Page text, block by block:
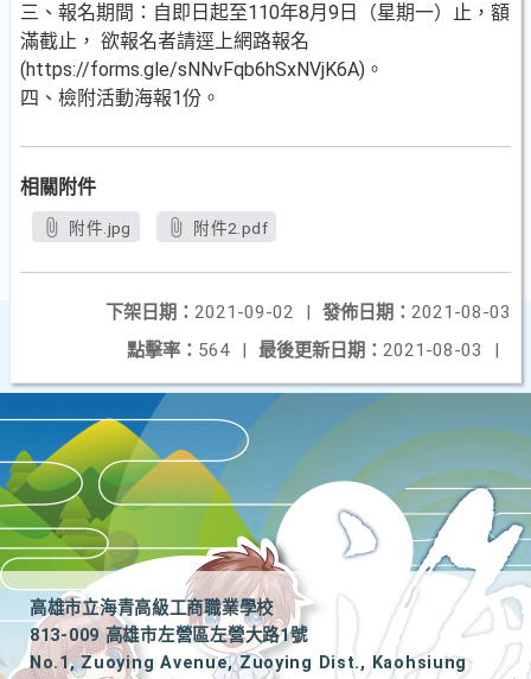
三、報名期間：自即日起至110年8月9日（星期一）止，額
滿截止， 欲報名者請逕上網路報名
(https://forms.gle/sNNvFqb6hSxNVjK6A)。
四、檢附活動海報1份。
相關附件
附件.jpg 附件2.pdf
發佈日期： 2021-08-03
下架日期： 2021-09-02
|
最後更新日期： 2021-08-03 |
點擊率： 564 |
高雄市立海青高級工商職業學校
813-009 高雄市左營區左營大路1號
No.1, Zuoying Avenue, Zuoying Dist., Kaohsiung